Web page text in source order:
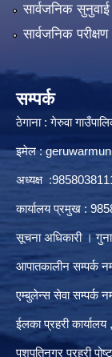
सार्वजनिक सुनुवाई
सार्वजनिक परीक्षण
सम्पर्क
ठेगाना : गेरुवा
इमेल :
अध्यक्ष
कार्यालय प्रमुख :
सूचना अधिकारी ।
आपातकालीन सम्पर्क
एम्बुलेन्स सेवा सम्पर्क
ईलका प्रहरी
पशुपतिनगर प्रहरी